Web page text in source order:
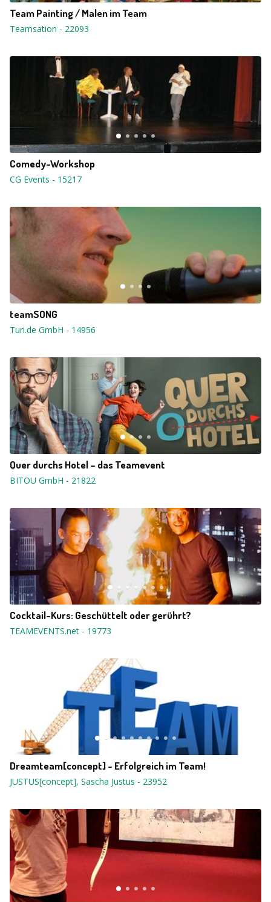
Team Painting / Malen im Team
Teamsation - 22093
Comedy-Workshop
CG Events - 15217
teamSONG
Turi.de GmbH - 14956
Quer durchs Hotel – das Teamevent
BITOU GmbH - 21822
Cocktail-Kurs: Geschüttelt oder gerührt?
TEAMEVENTS.net - 19773
Dreamteam[concept] - Erfolgreich im Team!
JUSTUS[concept], Sascha Justus - 23952